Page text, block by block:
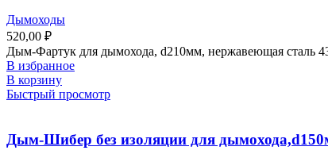
Дымоходы
520,00 ₽
Дым-Фартук для дымохода, d210мм, нержавеющая сталь
В избранное
В корзину
Быстрый просмотр
Дым-Шибер без изоляции для